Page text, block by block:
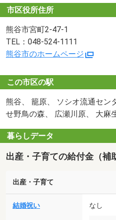
市区役所住所
熊谷市宮町2-47-1
TEL：048-524-1111
熊谷市のホームページ
この市区の駅
熊谷、 籠原、 ソシオ流通セン
せ野鳥の森、 広瀬川原、 大麻
暮らしデータ
出産・子育ての給付金（補
出産・子育て
結婚祝い なし